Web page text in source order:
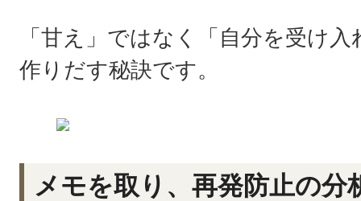
「甘え」ではなく「自分を受け
作りだす秘訣です。
メモを取り、再発防止の分